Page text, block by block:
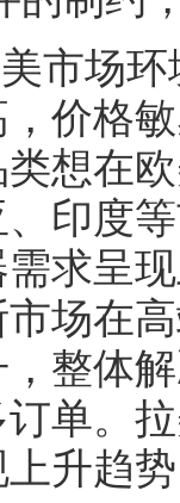
市场
价格
想在
印度
求呈
场在
整体
单。
升趋